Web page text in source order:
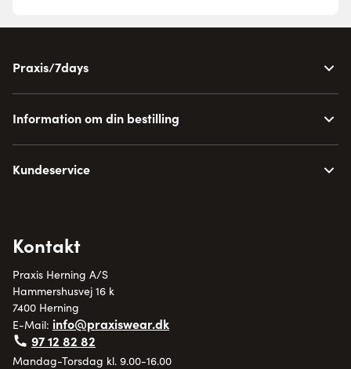
Praxis/7days
Information om din bestilling
Kundeservice
Kontakt
Praxis Herning A/S
Hammershusvej 16 k
7400 Herning
E-Mail: info@praxiswear.dk
97 12 82 82
Mandag-Torsdag kl. 9.00-16.00